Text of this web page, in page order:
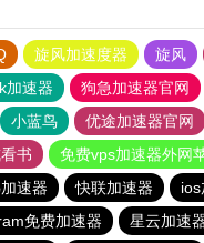
旋风加速度器 旋风
加速器
狗急加速器官网
小蓝鸟 优途加速器官网
书
免费vps加速器外网
速器 快联加速器
ios
免费加速器 星云加速